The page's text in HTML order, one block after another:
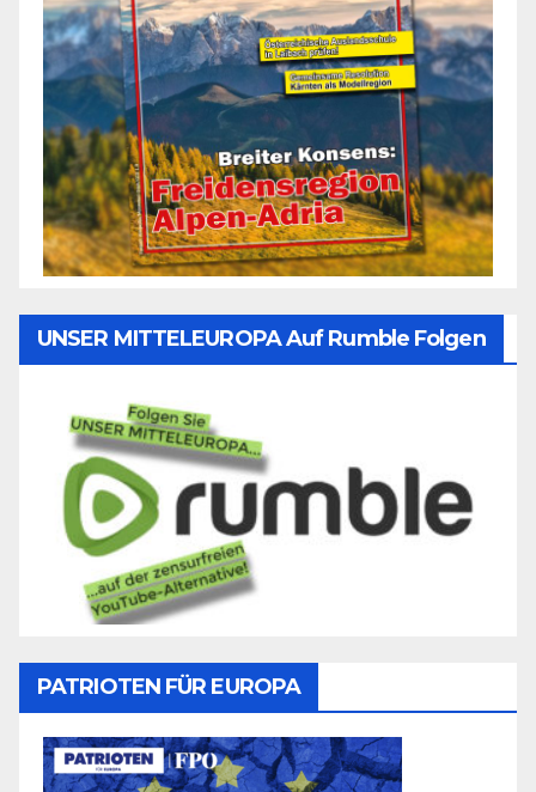
UNSER MITTELEUROPA Auf Rumble Folgen
PATRIOTEN FÜR EUROPA